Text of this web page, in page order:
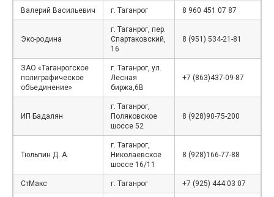
Валерий Васильевич г. Таганрог 8 960 451 07 87
Эко-родина
г. Таганрог, пер.
Спартаковский,
16
8 (951) 534-21-81
ЗАО «Таганрогское
полиграфическое
объединение»
г. Таганрог, ул.
Лесная
биржа,6В
+7 (863)437-09-87
ИП Бадалян
г. Таганрог,
Поляковское
шоссе 52
8 (928)90-75-200
Тюльпин Д. А.
г. Таганрог,
Николаевское
шоссе 16/11
8 (928)166-77-88
СтМакс г. Таганрог +7 (925) 444 03 07